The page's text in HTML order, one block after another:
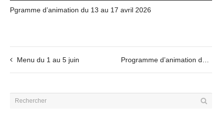
Pgramme d’animation du 13 au 17 avril 2026
Menu du 1 au 5 juin